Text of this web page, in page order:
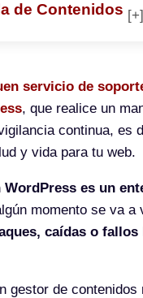
de Contenidos
servicio de
, que realice un
continua, es
y vida para tu web.
WordPress es un
momento se va a
caídas o fallos
gestor de contenidos